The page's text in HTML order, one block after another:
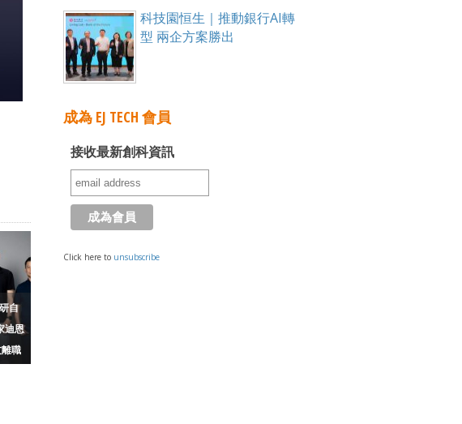
自
迪恩
職
科技園恒生｜推動銀行AI轉
型 兩企方案勝出
成為 EJ TECH 會員
接收最新創科資訊
Click here to unsubscribe